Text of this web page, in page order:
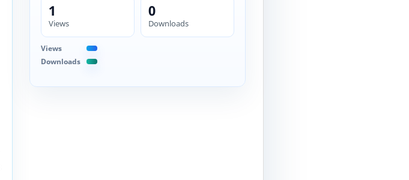
1
Views
0
Downloads
Views
Downloads